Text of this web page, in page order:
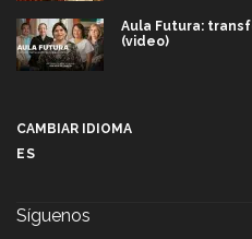
Aula Futura:
(video)
CAMBIAR IDIOMA
ES
Síguenos